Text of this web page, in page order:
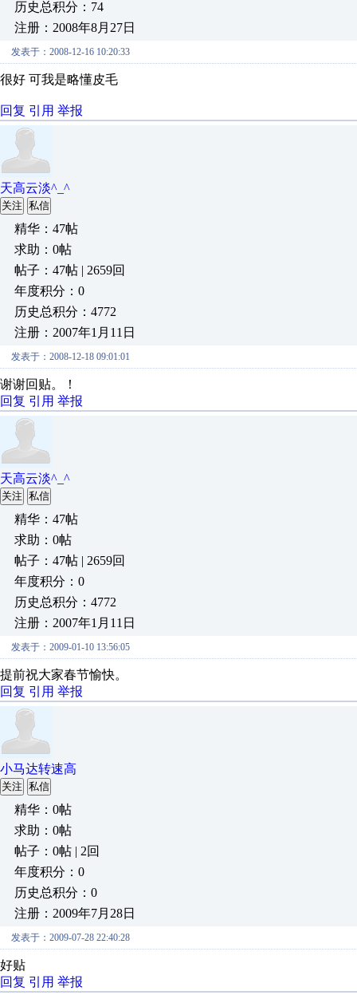
历史总积分：74
注册：2008年8月27日
发表于：2008-12-16 10:20:33
很好 可我是略懂皮毛
回复 引用 举报
天高云淡^_^
关注 私信
精华：47帖
求助：0帖
帖子：47帖 | 2659回
年度积分：0
历史总积分：4772
注册：2007年1月11日
发表于：2008-12-18 09:01:01
谢谢回贴。！
回复 引用 举报
天高云淡^_^
关注 私信
精华：47帖
求助：0帖
帖子：47帖 | 2659回
年度积分：0
历史总积分：4772
注册：2007年1月11日
发表于：2009-01-10 13:56:05
提前祝大家春节愉快。
回复 引用 举报
小马达转速高
关注 私信
精华：0帖
求助：0帖
帖子：0帖 | 2回
年度积分：0
历史总积分：0
注册：2009年7月28日
发表于：2009-07-28 22:40:28
好贴
回复 引用 举报